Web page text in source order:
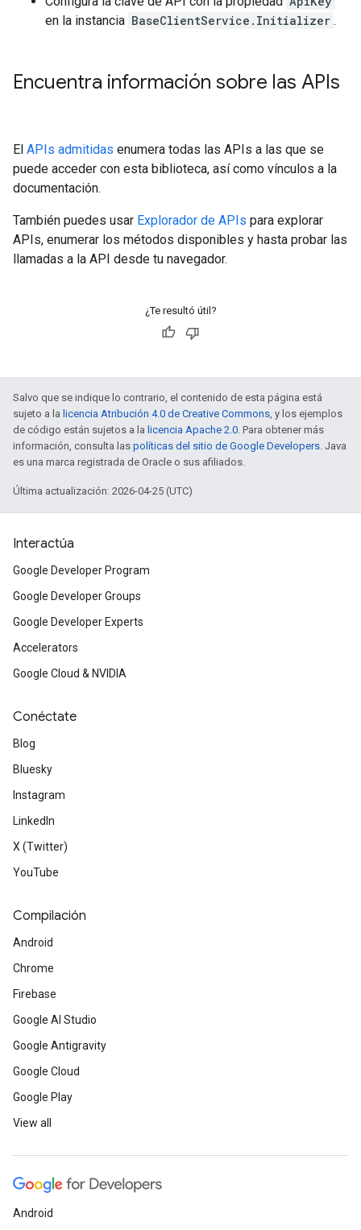
en la instancia BaseClientService.Initializer .
Encuentra información sobre las APIs
El APIs admitidas enumera todas las APIs a las que se
puede acceder con esta biblioteca, así como vínculos a la
documentación.
También puedes usar Explorador de APIs para explorar
APIs, enumerar los métodos disponibles y hasta probar las
llamadas a la API desde tu navegador.
¿Te resultó útil?
Salvo que se indique lo contrario, el contenido de esta página está
sujeto a la licencia Atribución 4.0 de Creative Commons, y los ejemplos
de código están sujetos a la licencia Apache 2.0. Para obtener más
información, consulta las políticas del sitio de Google Developers. Java
es una marca registrada de Oracle o sus afiliados.
Última actualización: 2026-04-25 (UTC)
Interactúa
Google Developer Program
Google Developer Groups
Google Developer Experts
Accelerators
Google Cloud & NVIDIA
Conéctate
Blog
Bluesky
Instagram
LinkedIn
X (Twitter)
YouTube
Compilación
Android
Chrome
Firebase
Google AI Studio
Google Antigravity
Google Cloud
Google Play
View all
Android